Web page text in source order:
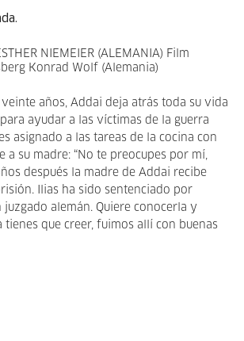
NIEMEIER (ALEMANIA) Film
Konrad Wolf (Alemania)
años, Addai deja atrás toda su vida
ayudar a las víctimas de la guerra
asignado a las tareas de la cocina con
a su madre: “No te preocupes por mí,
después la madre de Addai recibe
Ilias ha sido sentenciado por
alemán. Quiere conocerla y
tienes que creer, fuimos allí con buenas